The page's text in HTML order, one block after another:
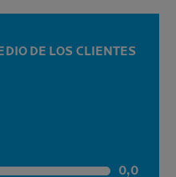
DE LOS CLIENTES
0,0